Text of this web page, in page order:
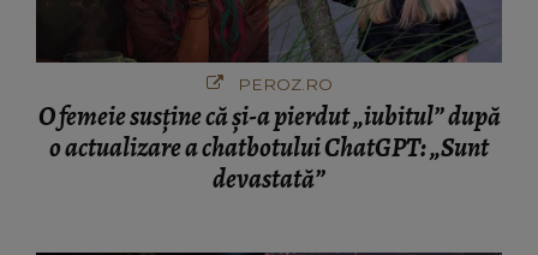
PEROZ.RO
O femeie susține că și-a pierdut „iubitul” după
o actualizare a chatbotului ChatGPT: „Sunt
devastată”